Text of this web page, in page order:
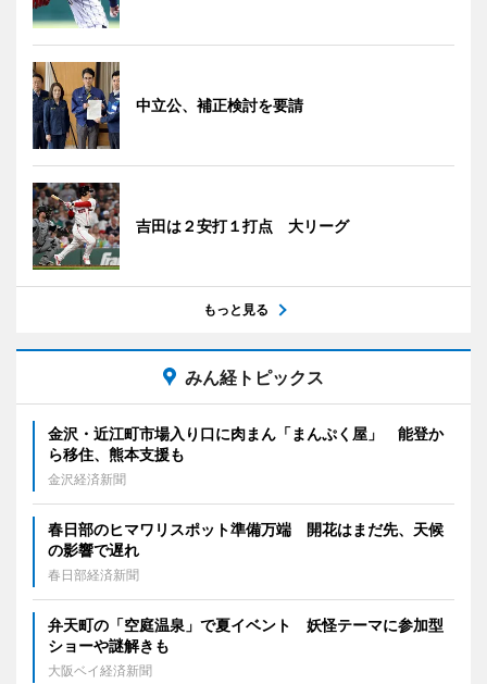
中立公、補正検討を要請
吉田は２安打１打点 大リーグ
もっと見る
みん経トピックス
金沢・近江町市場入り口に肉まん「まんぷく屋」 能登か
ら移住、熊本支援も
金沢経済新聞
春日部のヒマワリスポット準備万端 開花はまだ先、天候
の影響で遅れ
春日部経済新聞
弁天町の「空庭温泉」で夏イベント 妖怪テーマに参加型
ショーや謎解きも
大阪ベイ経済新聞